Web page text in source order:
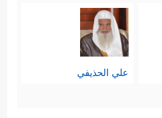
علي الحذيفي